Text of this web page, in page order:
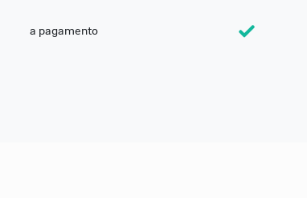
a pagamento